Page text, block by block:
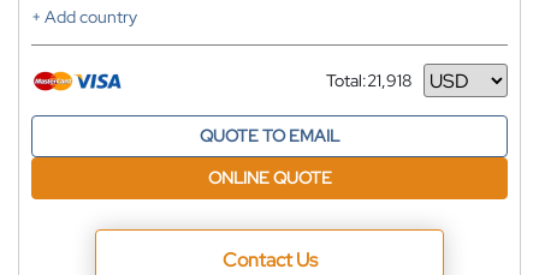
+ Add country
Total:21,918
Currency
QUOTE TO EMAIL
ONLINE QUOTE
Contact Us